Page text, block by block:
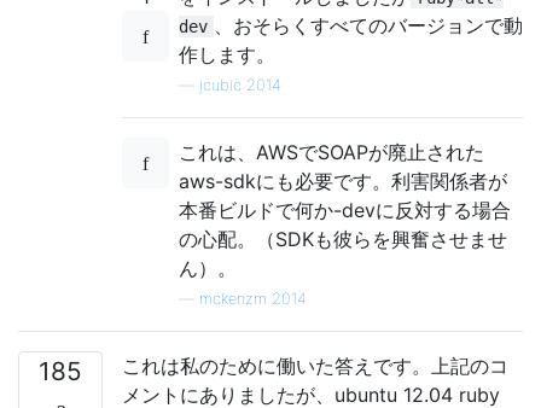
dev
、おそらくすべてのバージョンで動
作します。
jcubic 2014
これは、AWSでSOAPが廃止された
aws-sdkにも必要です。利害関係者が
本番ビルドで何か-devに反対する場合
の心配。（SDKも彼らを興奮させませ
ん）。
mckenzm 2014
185
これは私のために働いた答えです。上記のコ
メントにありましたが、ubuntu 12.04 ruby​​